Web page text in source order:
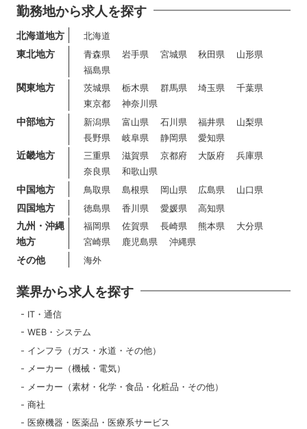
勤務地から求人を探す
北海道地方 北海道
東北地方 青森県 岩手県 宮城県 秋田県
山形県
福島県
関東地方 茨城県 栃木県 群馬県 埼玉県
千葉県
東京都
神奈川県
中部地方 新潟県 富山県 石川県 福井県
山梨県
長野県
岐阜県 静岡県 愛知県
近畿地方 三重県 滋賀県 京都府 大阪府
兵庫県
奈良県
和歌山県
中国地方 鳥取県 島根県 岡山県 広島県 山口県
四国地方 徳島県 香川県 愛媛県 高知県
九州・沖縄
地方
福岡県 佐賀県 長崎県 熊本県
大分県
宮崎県
鹿児島県 沖縄県
その他 海外
業界から求人を探す
IT・通信
WEB・システム
インフラ（ガス・水道・その他）
メーカー（機械・電気）
メーカー（素材・化学・食品・化粧品・その他）
商社
医療機器・医薬品・医療系サービス